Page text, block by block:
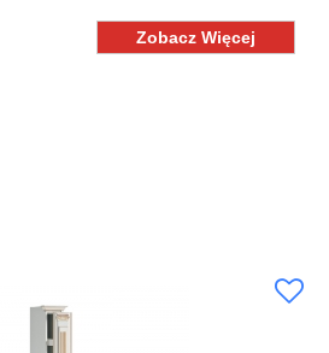
Zobacz Więcej